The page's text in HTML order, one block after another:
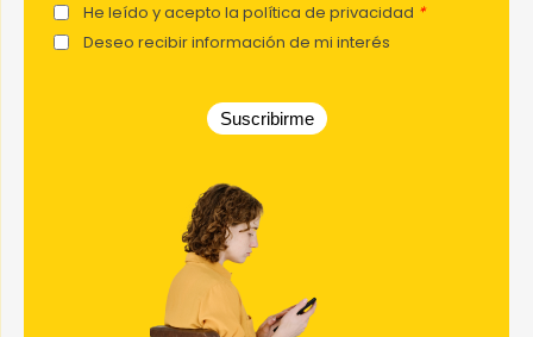
He leído y acepto la política de privacidad *
Deseo recibir información de mi interés
Suscribirme